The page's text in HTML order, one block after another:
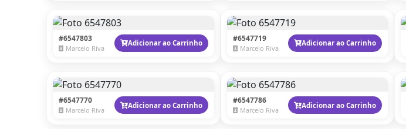
#6547803
Marcelo Riva
Adicionar ao Carrinho #6547719
Marcelo Riva
Adicionar ao Carrinho
#6547770
Marcelo Riva
Adicionar ao Carrinho #6547786
Marcelo Riva
Adicionar ao Carrinho